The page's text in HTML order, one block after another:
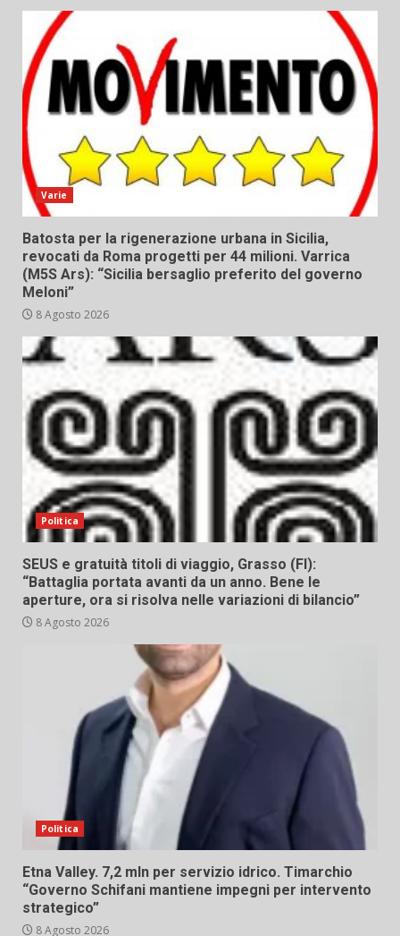
Varie
Batosta per la rigenerazione urbana in Sicilia,
revocati da Roma progetti per 44 milioni. Varrica
(M5S Ars): “Sicilia bersaglio preferito del governo
Meloni”
8 Agosto 2026
Politica
SEUS e gratuità titoli di viaggio, Grasso (FI):
“Battaglia portata avanti da un anno. Bene le
aperture, ora si risolva nelle variazioni di bilancio”
8 Agosto 2026
Politica
Etna Valley. 7,2 mln per servizio idrico. Timarchio
“Governo Schifani mantiene impegni per intervento
strategico”
8 Agosto 2026